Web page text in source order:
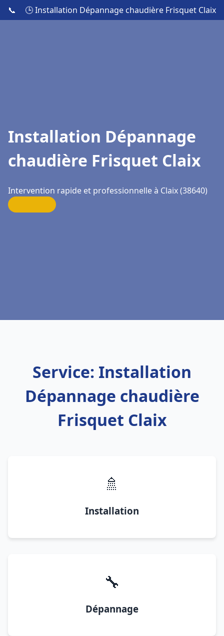
📞 🕒 Installation Dépannage chaudière Frisquet Claix
Installation Dépannage
chaudière Frisquet Claix
Intervention rapide et professionnelle à Claix (38640)
Service: Installation
Dépannage chaudière
Frisquet Claix
🚿
Installation
🔧
Dépannage